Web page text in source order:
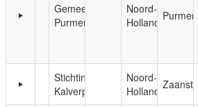
Gemeente
Purmerend
Noord-
Holland
Stichting
Kalverpolder
Noord-
Holland Zaanstad